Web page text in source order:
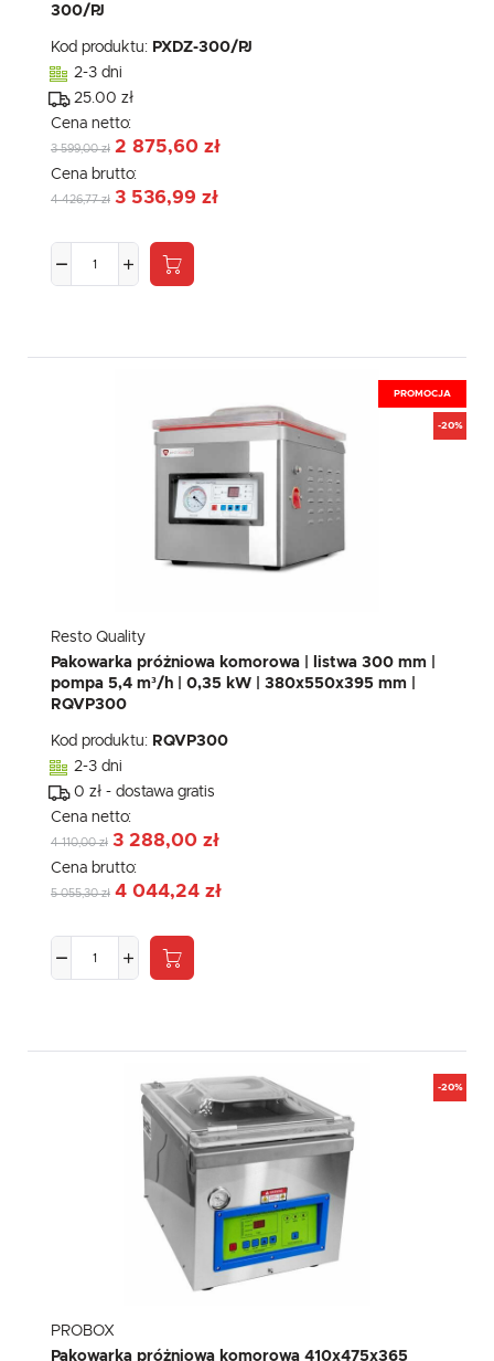
300/PJ
Kod produktu: PXDZ-300/PJ
2-3 dni
25.00 zł
Cena netto:
3 599,00 zł 2 875,60 zł
Cena brutto:
4 426,77 zł 3 536,99 zł
PROMOCJA
-20%
Resto Quality
Pakowarka próżniowa komorowa | listwa 300 mm |
pompa 5,4 m³/h | 0,35 kW | 380x550x395 mm |
RQVP300
Kod produktu: RQVP300
2-3 dni
0 zł - dostawa gratis
Cena netto:
4 110,00 zł 3 288,00 zł
Cena brutto:
5 055,30 zł 4 044,24 zł
-20%
PROBOX
Pakowarka próżniowa komorowa 410x475x365